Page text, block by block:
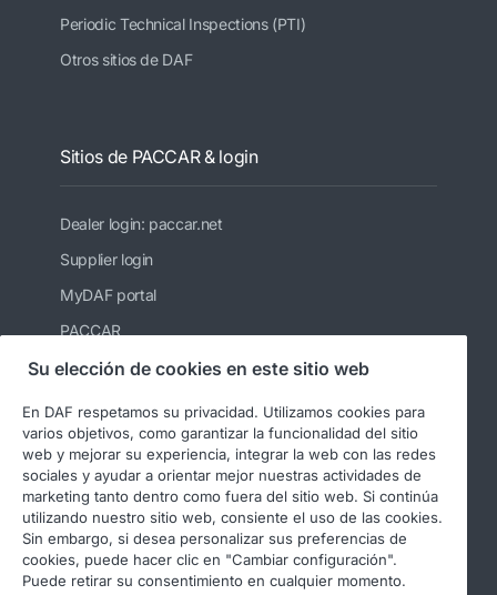
Periodic Technical Inspections (PTI)
Otros sitios de DAF
Sitios de PACCAR & login
Dealer login: paccar.net
Supplier login
MyDAF portal
PACCAR
Kenworth
Leyland Trucks Ltd
Su elección de cookies en este sitio web
En DAF respetamos su privacidad. Utilizamos cookies para
varios objetivos, como garantizar la funcionalidad del sitio
web y mejorar su experiencia, integrar la web con las redes
sociales y ayudar a orientar mejor nuestras actividades de
marketing tanto dentro como fuera del sitio web. Si continúa
utilizando nuestro sitio web, consiente el uso de las cookies.
Sin embargo, si desea personalizar sus preferencias de
cookies, puede hacer clic en "Cambiar configuración".
Puede retirar su consentimiento en cualquier momento.